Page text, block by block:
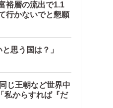
裕層の流出で1.1
行かないでと懇願
と思う国は？」
じ王朝など世界中
私からすれば『だ